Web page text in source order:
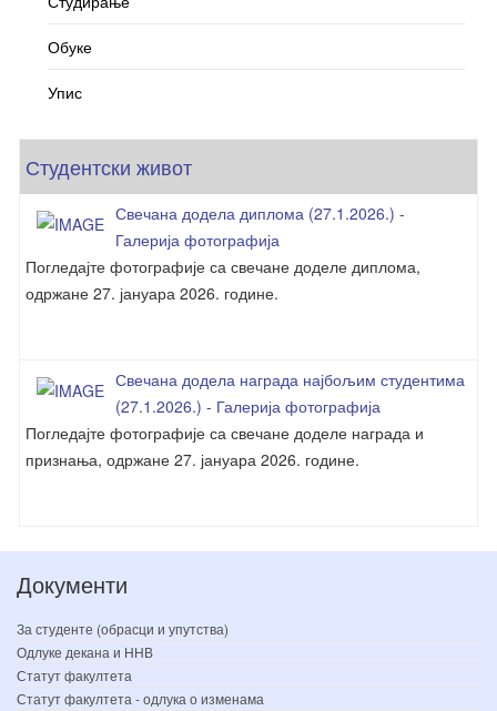
Обуке
Упис
Студентски живот
Свечана додела диплома (27.1.2026.) -
Галерија фотографија
Погледајте фотографије са свечане доделе диплома,
одржане 27. јануара 2026. године.
Свечана додела награда најбољим студентима
(27.1.2026.) - Галерија фотографија
Погледајте фотографије са свечане доделе награда и
признања, одржане 27. јануара 2026. године.
Документи
За студенте (обрасци и упутства)
Одлуке декана и ННВ
Статут факултета
Статут факултета - одлука о изменама